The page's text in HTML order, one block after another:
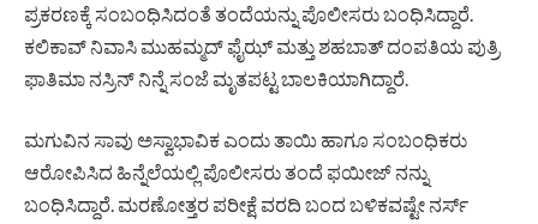
ಪ್ರಕರಣಕ್ಕೆ ಸಂಬಂಧಿಸಿದಂತೆ ತಂದೆಯನ್ನು ಪೊಲೀಸರು ಬಂಧಿಸಿದ್ದಾರೆ.
ಕಲಿಕಾವ್ ನಿವಾಸಿ ಮುಹಮ್ಮದ್ ಫೈಝ್ ಮತ್ತು ಶಹಬಾತ್ ದಂಪತಿಯ ಪುತ್ರಿ
ಫಾತಿಮಾ ನಸ್ರಿನ್ ನಿನ್ನೆ ಸಂಜೆ ಮೃತಪಟ್ಟ ಬಾಲಕಿಯಾಗಿದ್ದಾರೆ.
ಮಗುವಿನ ಸಾವು ಅಸ್ವಾಭಾವಿಕ ಎಂದು ತಾಯಿ ಹಾಗೂ ಸಂಬಂಧಿಕರು
ಆರೋಪಿಸಿದ ಹಿನ್ನೆಲೆಯಲ್ಲಿ ಪೊಲೀಸರು ತಂದೆ ಫಯೀಜ್ ನನ್ನು
ಬಂಧಿಸಿದ್ದಾರೆ. ಮರಣೋತ್ತರ ಪರೀಕ್ಷೆ ವರದಿ ಬಂದ ಬಳಿಕವಷ್ಟೇ ನರ್ಸ್